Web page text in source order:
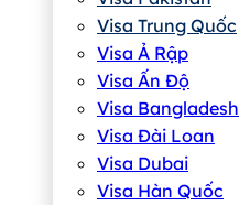
Visa Trung Quốc
Visa Ả Rập
Visa Ấn Độ
Visa Bangladesh
Visa Đài Loan
Visa Dubai
Visa Hàn Quốc